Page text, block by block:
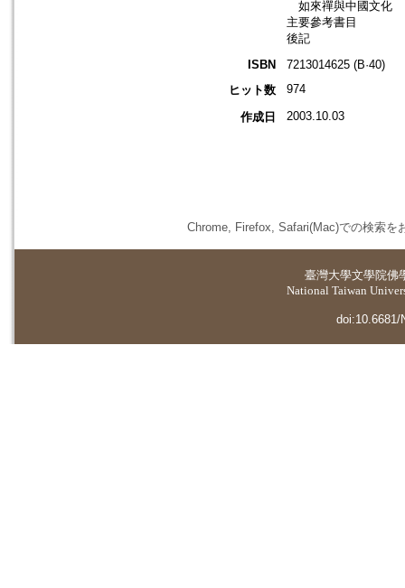
如來禪與中國文化
主要參考書目
後記
ISBN
7213014625 (B·40)
ヒット数
974
作成日 2003.10.03
Chrome, Firefox, Safari(Mac)での検索を
臺灣大學文學院佛
National Taiwan
doi:10.6681/